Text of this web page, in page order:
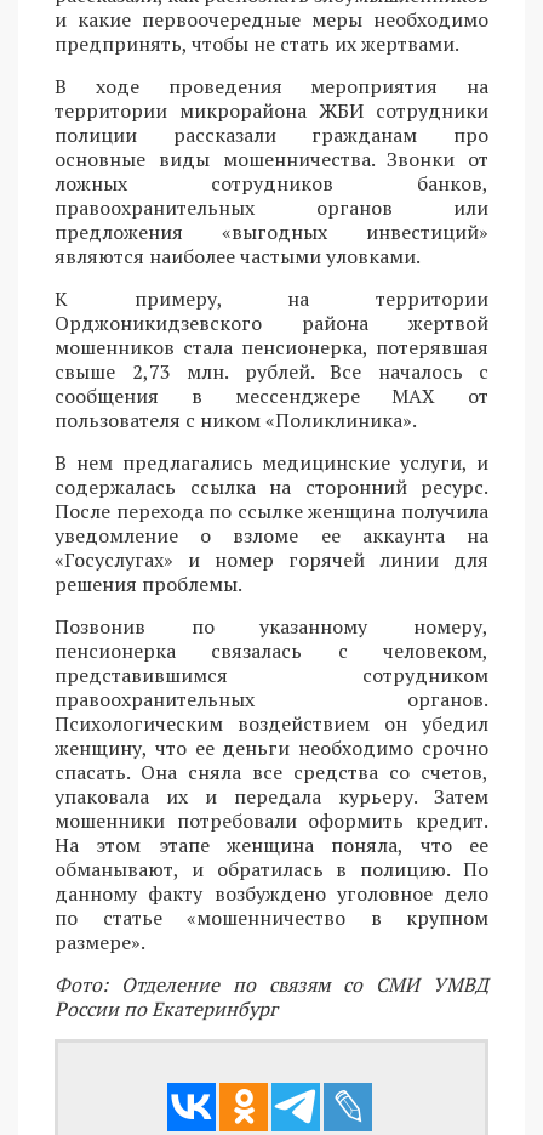
и какие первоочередные меры необходимо
предпринять, чтобы не стать их жертвами.
В ходе проведения мероприятия на
территории микрорайона ЖБИ сотрудники
полиции рассказали гражданам про
основные виды мошенничества. Звонки от
ложных сотрудников банков,
правоохранительных органов или
предложения «выгодных инвестиций»
являются наиболее частыми уловками.
К примеру, на территории
Орджоникидзевского района жертвой
мошенников стала пенсионерка, потерявшая
свыше 2,73 млн. рублей. Все началось с
сообщения в мессенджере MAX от
пользователя с ником «Поликлиника».
В нем предлагались медицинские услуги, и
содержалась ссылка на сторонний ресурс.
После перехода по ссылке женщина получила
уведомление о взломе ее аккаунта на
«Госуслугах» и номер горячей линии для
решения проблемы.
Позвонив по указанному номеру,
пенсионерка связалась с человеком,
представившимся сотрудником
правоохранительных органов.
Психологическим воздействием он убедил
женщину, что ее деньги необходимо срочно
спасать. Она сняла все средства со счетов,
упаковала их и передала курьеру. Затем
мошенники потребовали оформить кредит.
На этом этапе женщина поняла, что ее
обманывают, и обратилась в полицию. По
данному факту возбуждено уголовное дело
по статье «мошенничество в крупном
размере».
Фото: Отделение по связям со СМИ УМВД
России по Екатеринбург